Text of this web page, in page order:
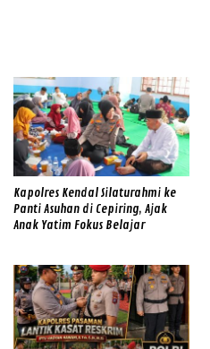
Kapolres Kendal Silaturahmi ke
Panti Asuhan di Cepiring, Ajak
Anak Yatim Fokus Belajar